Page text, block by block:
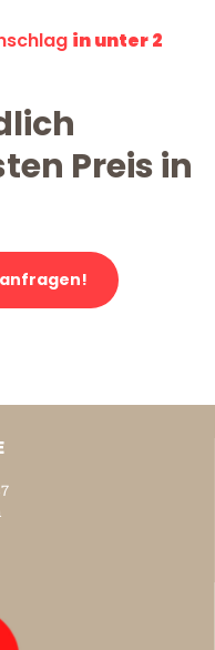
in unter 2
Preis in